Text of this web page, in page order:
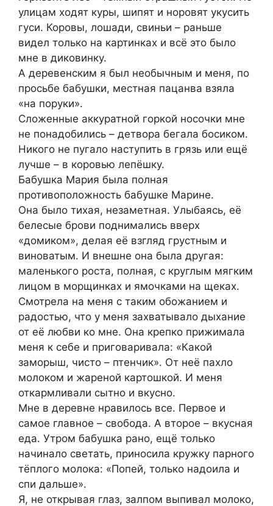
улицам ходят куры, шипят и норовят укусить
гуси. Коровы, лошади, свиньи – раньше
видел только на картинках и всё это было
мне в диковинку.
А деревенским я был необычным и меня, по
просьбе бабушки, местная пацанва взяла
«на поруки».
Сложенные аккуратной горкой носочки мне
не понадобились – детвора бегала босиком.
Никого не пугало наступить в грязь или ещё
лучше – в коровью лепёшку.
Бабушка Мария была полная
противоположность бабушке Марине.
Она было тихая, незаметная. Улыбаясь, её
белесые брови поднимались вверх
«домиком», делая её взгляд грустным и
виноватым. И внешне она была другая:
маленького роста, полная, с круглым мягким
лицом в морщинках и ямочками на щеках.
Смотрела на меня с таким обожанием и
радостью, что у меня захватывало дыхание
от её любви ко мне. Она крепко прижимала
меня к себе и приговаривала: «Какой
заморыш, чисто – птенчик». От неё пахло
молоком и жареной картошкой. И меня
откармливали сытно и вкусно.
Мне в деревне нравилось все. Первое и
самое главное – свобода. А второе – вкусная
еда. Утром бабушка рано, ещё только
начинало светать, приносила кружку парного
тёплого молока: «Попей, только надоила и
спи дальше».
Я, не открывая глаз, залпом выпивал молоко,